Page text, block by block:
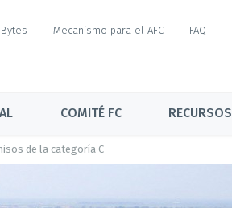
Mecanismo para el AFC FAQ
COMITÉ FC RECURSOS
de la categoría C